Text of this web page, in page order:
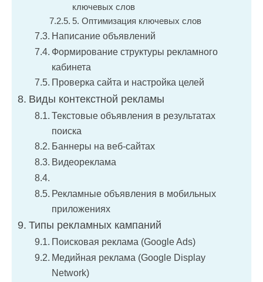
ключевых слов
5. Оптимизация ключевых слов
Написание объявлений
Формирование структуры рекламного
кабинета
Проверка сайта и настройка целей
Виды контекстной рекламы
Текстовые объявления в результатах
поиска
Баннеры на веб-сайтах
Видеореклама
Рекламные объявления в мобильных
приложениях
Типы рекламных кампаний
Поисковая реклама (Google Ads)
Медийная реклама (Google Display
Network)